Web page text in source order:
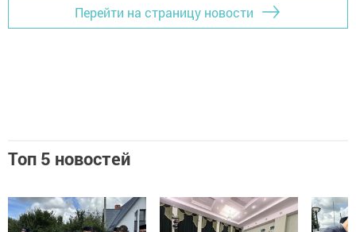
Перейти на страницу новости
Топ 5 новостей